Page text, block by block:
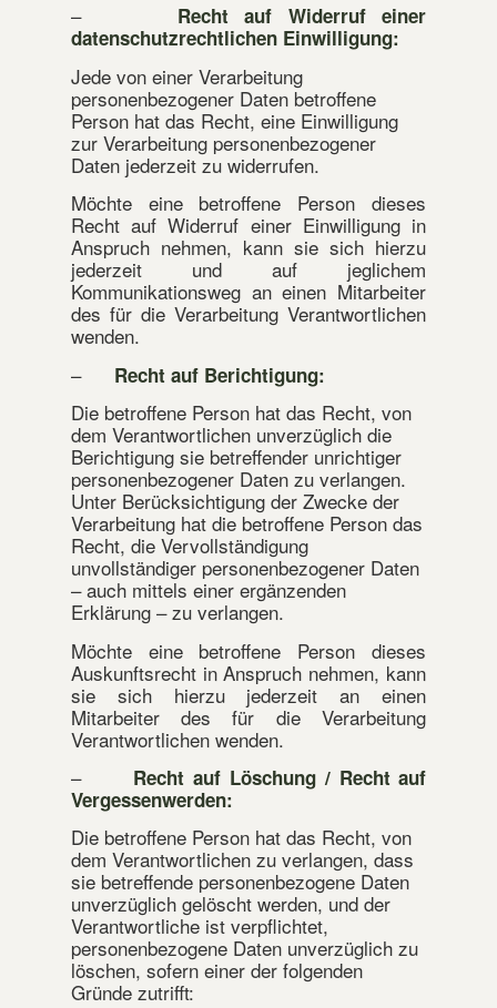
– Recht auf Widerruf einer
datenschutzrechtlichen Einwilligung:
Jede von einer Verarbeitung
personenbezogener Daten betroffene
Person hat das Recht, eine Einwilligung
zur Verarbeitung personenbezogener
Daten jederzeit zu widerrufen.
Möchte eine betroffene Person dieses
Recht auf Widerruf einer Einwilligung in
Anspruch nehmen, kann sie sich hierzu
jederzeit und auf jeglichem
Kommunikationsweg an einen Mitarbeiter
des für die Verarbeitung Verantwortlichen
wenden.
– Recht auf Berichtigung:
Die betroffene Person hat das Recht, von
dem Verantwortlichen unverzüglich die
Berichtigung sie betreffender unrichtiger
personenbezogener Daten zu verlangen.
Unter Berücksichtigung der Zwecke der
Verarbeitung hat die betroffene Person das
Recht, die Vervollständigung
unvollständiger personenbezogener Daten
– auch mittels einer ergänzenden
Erklärung – zu verlangen.
Möchte eine betroffene Person dieses
Auskunftsrecht in Anspruch nehmen, kann
sie sich hierzu jederzeit an einen
Mitarbeiter des für die Verarbeitung
Verantwortlichen wenden.
– Recht auf Löschung / Recht auf
Vergessenwerden:
Die betroffene Person hat das Recht, von
dem Verantwortlichen zu verlangen, dass
sie betreffende personenbezogene Daten
unverzüglich gelöscht werden, und der
Verantwortliche ist verpflichtet,
personenbezogene Daten unverzüglich zu
löschen, sofern einer der folgenden
Gründe zutrifft: